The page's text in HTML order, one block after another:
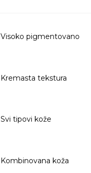
Visoko pigmentovano
Kremasta tekstura
Svi tipovi kože
Kombinovana koža